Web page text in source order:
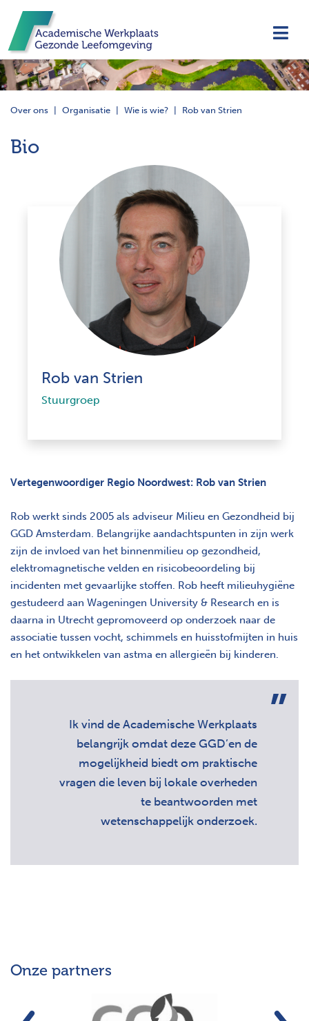
Over ons Organisatie Wie is wie? Rob van Strien
Bio
Vertegenwoordiger Regio Noordwest: Rob van Strien
Rob werkt sinds 2005 als adviseur Milieu en Gezondheid bij
GGD Amsterdam. Belangrijke aandachtspunten in zijn werk
zijn de invloed van het binnenmilieu op gezondheid,
elektromagnetische velden en risicobeoordeling bij
incidenten met gevaarlijke stoffen. Rob heeft milieuhygiëne
gestudeerd aan Wageningen University & Research en is
daarna in Utrecht gepromoveerd op onderzoek naar de
associatie tussen vocht, schimmels en huisstofmijten in huis
en het ontwikkelen van astma en allergieën bij kinderen.
Ik vind de Academische Werkplaats
belangrijk omdat deze GGD’en de
mogelijkheid biedt om praktische
vragen die leven bij lokale overheden
te beantwoorden met
wetenschappelijk onderzoek.
Rob van Strien
Stuurgroep
Onze partners